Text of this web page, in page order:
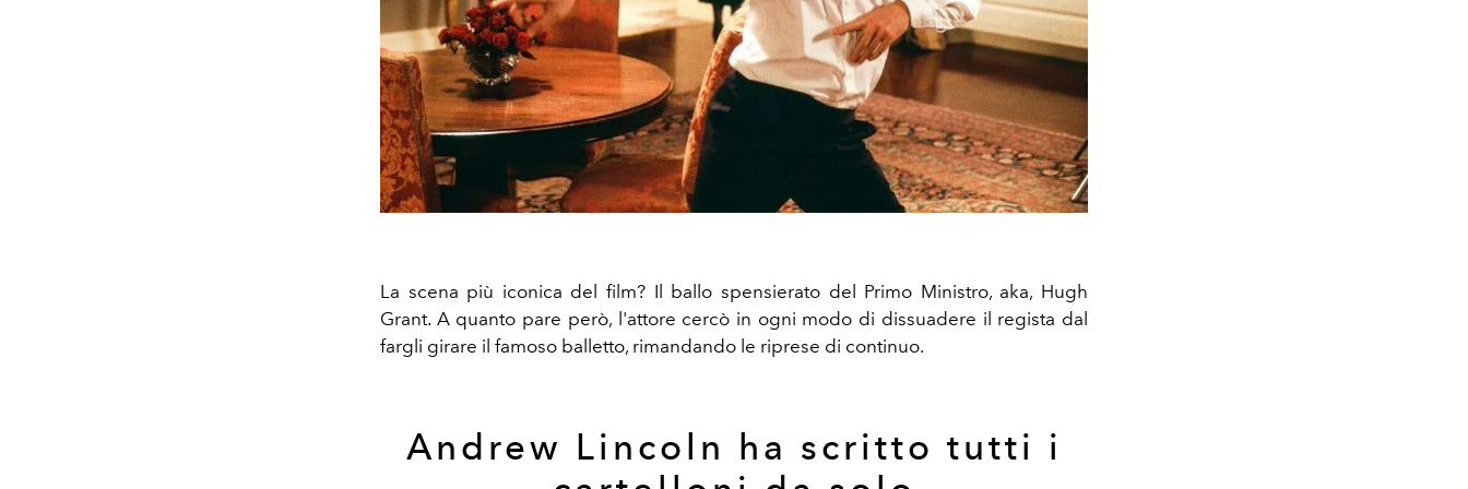
La scena più iconica del film? Il ballo spensierato del Primo Ministro, aka, Hugh
Grant. A quanto pare però, l'attore cercò in ogni modo di dissuadere il regista dal
fargli girare il famoso balletto, rimandando le riprese di continuo.
Andrew Lincoln ha scritto tutti i